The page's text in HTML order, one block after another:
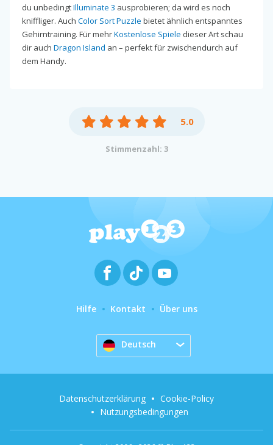
du unbedingtIlluminate 3 ausprobieren; da wird es noch
kniffliger. Auch Color Sort Puzzle bietet ähnlich entspanntes
Gehirntraining. Für mehrKostenlose Spiele dieser Art schau
dir auch Dragon Island an – perfekt für zwischendurch auf
dem Handy.
5.0
Stimmenzahl: 3
Hilfe Kontakt Über uns
Deutsch
Datenschutzerklärung
Cookie-Policy
Nutzungsbedingungen